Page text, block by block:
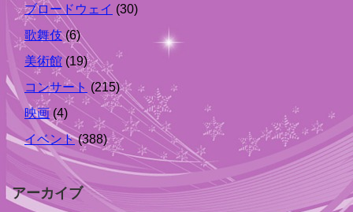
ブロードウェイ (30)
歌舞伎(6)
美術館(19)
コンサート (215)
映画(4)
イベント(388)
アーカイブ